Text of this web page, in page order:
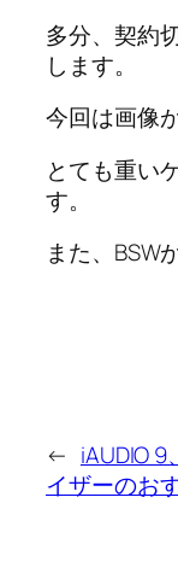
多分、契約
します。
今回は画像
とても重い
す。
また、BSW
← iAUDIO 9
イザーのお